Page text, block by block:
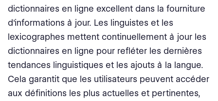
dictionnaires en ligne excellent dans la fourniture
d'informations à jour. Les linguistes et les
lexicographes mettent continuellement à jour les
dictionnaires en ligne pour refléter les dernières
tendances linguistiques et les ajouts à la langue.
Cela garantit que les utilisateurs peuvent accéder
aux définitions les plus actuelles et pertinentes,